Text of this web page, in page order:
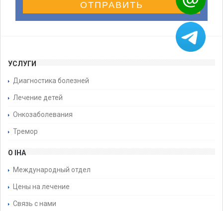
ОТПРАВИТЬ
УСЛУГИ
Диагностика болезней
Лечение детей
Онкозаболевания
Тремор
О IHA
Международный отдел
Цены на лечение
Связь с нами